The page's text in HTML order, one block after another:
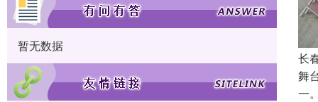
暂无数据
长
舞
一